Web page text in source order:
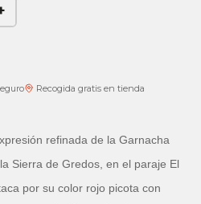
Recogida gratis en tienda
refinada de la Garnacha
Sierra de Gredos, en el paraje El
por su color rojo picota con